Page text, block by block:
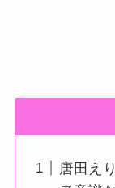
唐田え